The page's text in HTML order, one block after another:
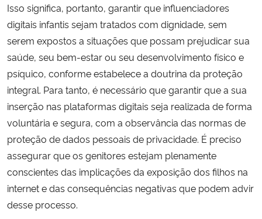
Isso significa, portanto, garantir que influenciadores
digitais infantis sejam tratados com dignidade, sem
serem expostos a situações que possam prejudicar sua
saúde, seu bem-estar ou seu desenvolvimento físico e
psíquico, conforme estabelece a doutrina da proteção
integral. Para tanto, é necessário que garantir que a sua
inserção nas plataformas digitais seja realizada de forma
voluntária e segura, com a observância das normas de
proteção de dados pessoais de privacidade. É preciso
assegurar que os genitores estejam plenamente
conscientes das implicações da exposição dos filhos na
internet e das consequências negativas que podem advir
desse processo.